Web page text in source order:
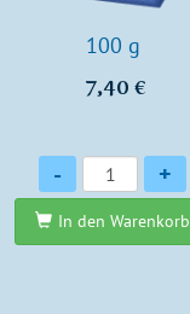
100 g
7,40 €
Anzahl
- +
In den Warenkorb